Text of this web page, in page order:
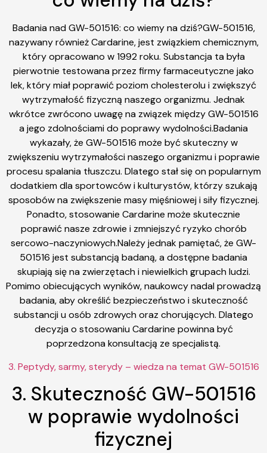
Badania nad GW-501516: co wiemy na dziś?GW-501516,
nazywany również Cardarine, jest związkiem chemicznym,
który opracowano w 1992 roku. Substancja ta była
pierwotnie testowana przez firmy farmaceutyczne jako
lek, który miał poprawić poziom cholesterolu i zwiększyć
wytrzymałość fizyczną naszego organizmu. Jednak
wkrótce zwrócono uwagę na związek między GW-501516
a jego zdolnościami do poprawy wydolności.Badania
wykazały, że GW-501516 może być skuteczny w
zwiększeniu wytrzymałości naszego organizmu i poprawie
procesu spalania tłuszczu. Dlatego stał się on popularnym
dodatkiem dla sportowców i kulturystów, którzy szukają
sposobów na zwiększenie masy mięśniowej i siły fizycznej.
Ponadto, stosowanie Cardarine może skutecznie
poprawić nasze zdrowie i zmniejszyć ryzyko chorób
sercowo-naczyniowych.Należy jednak pamiętać, że GW-
501516 jest substancją badaną, a dostępne badania
skupiają się na zwierzętach i niewielkich grupach ludzi.
Pomimo obiecujących wyników, naukowcy nadal prowadzą
badania, aby określić bezpieczeństwo i skuteczność
substancji u osób zdrowych oraz chorujących. Dlatego
decyzja o stosowaniu Cardarine powinna być
poprzedzona konsultacją ze specjalistą.
3. Peptydy, sarmy, sterydy – wiedza na temat GW-501516
3. Skuteczność GW-501516
w poprawie wydolności
fizycznej